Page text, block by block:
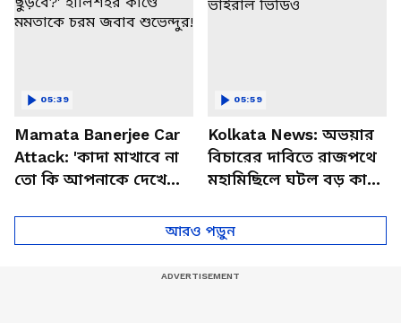
Mamata Banerjee Car
Attack: 'কাদা মাখাবে না
তো কি আপনাকে দেখে
কাণ্ডে মমতাকে চরম জবাব
শুভেন্দুর!
05:39
Kolkata News: অভয়ার
বিচারের দাবিতে রাজপথে
মহামিছিলে ঘটল বড় কাণ্ড!
05:59
আরও পড়ুন